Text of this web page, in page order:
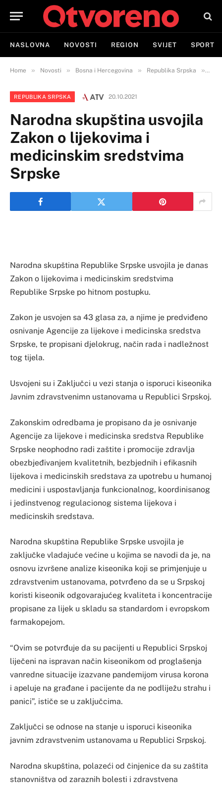
NASLOVNA NOVOSTI REGION SVIJET SPORT
Home » Novosti » Bosna i Hercegovina » Republika Srpska »
REPUBLIKA SRPSKA 20.10.2021
Narodna skupština usvojila
Zakon o lijekovima i
medicinskim sredstvima
Srpske
Narodna skupština Republike Srpske usvojila je danas
Zakon o lijekovima i medicinskim sredstvima
Republike Srpske po hitnom postupku.
Zakon je usvojen sa 43 glasa za, a njime je predviđeno
osnivanje Agencije za lijekove i medicinska sredstva
Srpske, te propisani djelokrug, način rada i nadležnost
tog tijela.
Usvojeni su i Zaključci u vezi stanja o isporuci kiseonika
Javnim zdravstvenimn ustanovama u Republici Srpskoj.
Zakonskim odredbama je propisano da je osnivanje
Agencije za lijekove i medicinska sredstva Republike
Srpske neophodno radi zaštite i promocije zdravlja
obezbjeđivanjem kvalitetnih, bezbjednih i efikasnih
lijekova i medicinskih sredstava za upotrebu u humanoj
medicini i uspostavljanja funkcionalnog, koordinisanog
i jedinstvenog regulacionog sistema lijekova i
medicinskih sredstava.
Narodna skupština Republike Srpske usvojila je
zaključke vladajuće većine u kojima se navodi da je, na
osnovu izvršene analize kiseonika koji se primjenjuje u
zdravstvenim ustanovama, potvrđeno da se u Srpskoj
koristi kiseonik odgovarajućeg kvaliteta i koncentracije
propisane za lijek u skladu sa standardom i evropskom
farmakopejom.
“Ovim se potvrđuje da su pacijenti u Republici Srpskoj
liječeni na ispravan način kiseonikom od proglašenja
vanredne situacije izazvane pandemijom virusa korona
i apeluje na građane i pacijente da ne podliježu strahu i
panici”, ističe se u zaključcima.
Zaključci se odnose na stanje u isporuci kiseonika
javnim zdravstvenim ustanovama u Republici Srpskoj.
Narodna skupština, polazeći od činjenice da su zaštita
stanovništva od zaraznih bolesti i zdravstvena